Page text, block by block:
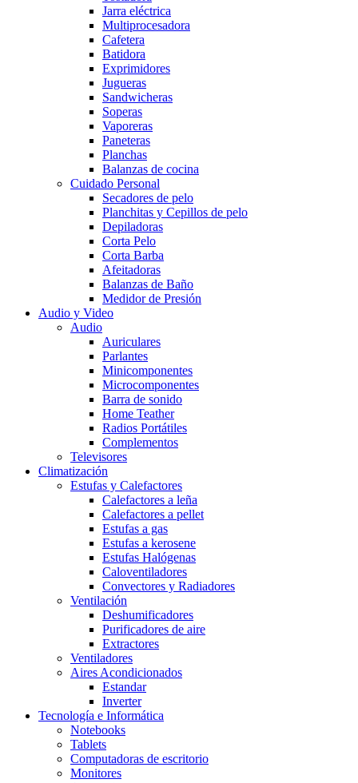
Jarra eléctrica
Multiprocesadora
Cafetera
Batidora
Exprimidores
Jugueras
Sandwicheras
Soperas
Vaporeras
Paneteras
Planchas
Balanzas de cocina
Cuidado Personal
Secadores de pelo
Planchitas y Cepillos de pelo
Depiladoras
Corta Pelo
Corta Barba
Afeitadoras
Balanzas de Baño
Medidor de Presión
Audio y Video
Audio
Auriculares
Parlantes
Minicomponentes
Microcomponentes
Barra de sonido
Home Teather
Radios Portátiles
Complementos
Televisores
Climatización
Estufas y Calefactores
Calefactores a leña
Calefactores a pellet
Estufas a gas
Estufas a kerosene
Estufas Halógenas
Caloventiladores
Convectores y Radiadores
Ventilación
Deshumificadores
Purificadores de aire
Extractores
Ventiladores
Aires Acondicionados
Estandar
Inverter
Tecnología e Informática
Notebooks
Tablets
Computadoras de escritorio
Monitores